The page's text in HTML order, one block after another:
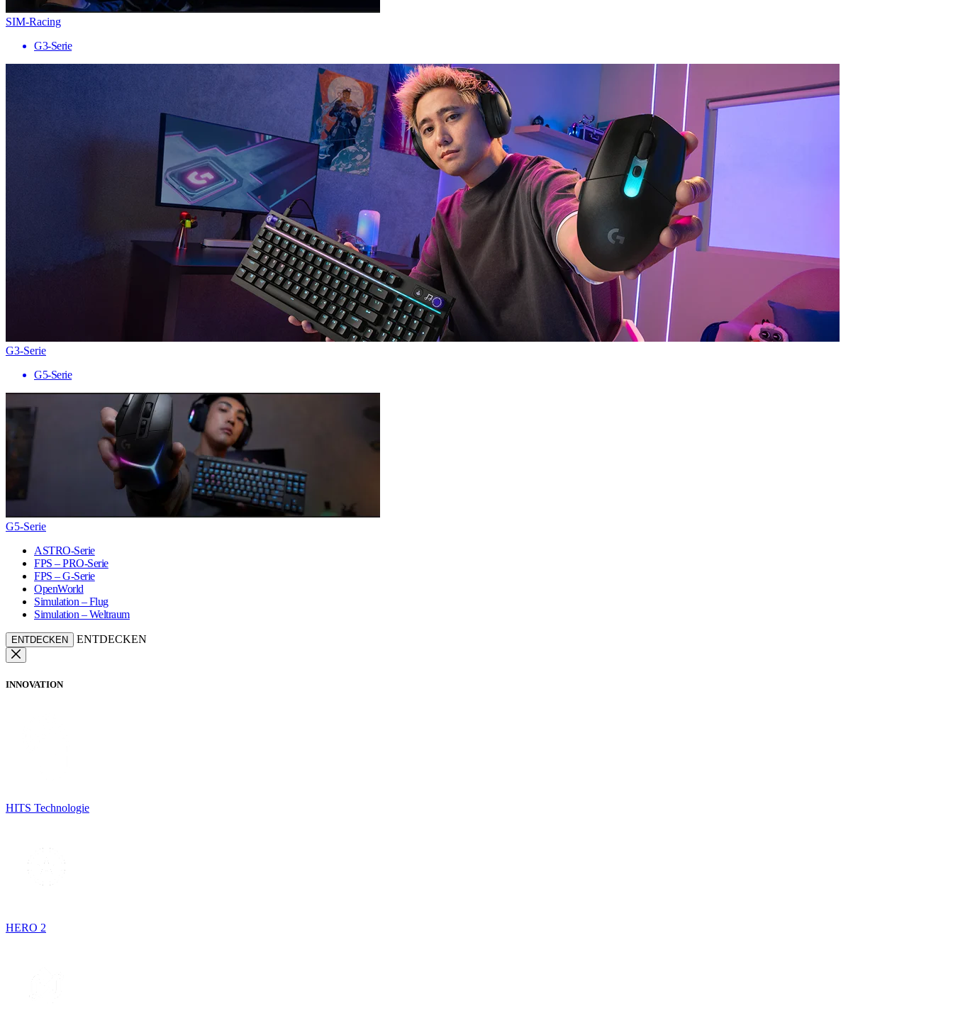
SIM-Racing
G3-Serie
G3-Serie
G5-Serie
G5-Serie
ASTRO-Serie
FPS – PRO-Serie
FPS – G-Serie
OpenWorld
Simulation – Flug
Simulation – Weltraum
ENTDECKEN ENTDECKEN
INNOVATION
HITS Technologie
HERO 2